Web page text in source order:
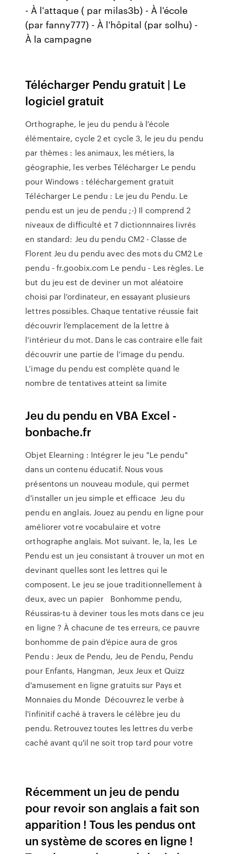
- À l'attaque ( par milas3b) - À l'école
(par fanny777) - À l'hôpital (par solhu) -
À la campagne
Télécharger Pendu gratuit | Le
logiciel gratuit
Orthographe, le jeu du pendu à l'école
élémentaire, cycle 2 et cycle 3, le jeu du pendu
par thèmes : les animaux, les métiers, la
géographie, les verbes Télécharger Le pendu
pour Windows : téléchargement gratuit
Télécharger Le pendu : Le jeu du Pendu. Le
pendu est un jeu de pendu ;-) Il comprend 2
niveaux de difficulté et 7 dictionnnaires livrés
en standard: Jeu du pendu CM2 - Classe de
Florent Jeu du pendu avec des mots du CM2 Le
pendu - fr.goobix.com Le pendu - Les règles. Le
but du jeu est de deviner un mot aléatoire
choisi par l’ordinateur, en essayant plusieurs
lettres possibles. Chaque tentative réussie fait
découvrir l’emplacement de la lettre à
l’intérieur du mot. Dans le cas contraire elle fait
découvrir une partie de l’image du pendu.
L’image du pendu est complète quand le
nombre de tentatives atteint sa limite
Jeu du pendu en VBA Excel -
bonbache.fr
Objet Elearning : Intégrer le jeu "Le pendu"
dans un contenu éducatif. Nous vous
présentons un nouveau module, qui permet
d'installer un jeu simple et efficace Jeu du
pendu en anglais. Jouez au pendu en ligne pour
améliorer votre vocabulaire et votre
orthographe anglais. Mot suivant. le, la, les Le
Pendu est un jeu consistant à trouver un mot en
devinant quelles sont les lettres qui le
composent. Le jeu se joue traditionnellement à
deux, avec un papier Bonhomme pendu,
Réussiras-tu à deviner tous les mots dans ce jeu
en ligne ? À chacune de tes erreurs, ce pauvre
bonhomme de pain d'épice aura de gros
Pendu : Jeux de Pendu, Jeu de Pendu, Pendu
pour Enfants, Hangman, Jeux Jeux et Quizz
d'amusement en ligne gratuits sur Pays et
Monnaies du Monde Découvrez le verbe à
l'infinitif caché à travers le célèbre jeu du
pendu. Retrouvez toutes les lettres du verbe
caché avant qu'il ne soit trop tard pour votre
Récemment un jeu de pendu
pour revoir son anglais a fait son
apparition ! Tous les pendus ont
un système de scores en ligne !